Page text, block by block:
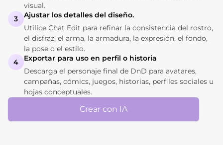
visual.
3
Ajustar los detalles del diseño.
Utilice Chat Edit para refinar la consistencia del rostro,
el disfraz, el arma, la armadura, la expresión, el fondo,
la pose o el estilo.
4
Exportar para uso en perfil o historia
Descarga el personaje final de DnD para avatares,
campañas, cómics, juegos, historias, perfiles sociales u
hojas conceptuales.
Crear con IA